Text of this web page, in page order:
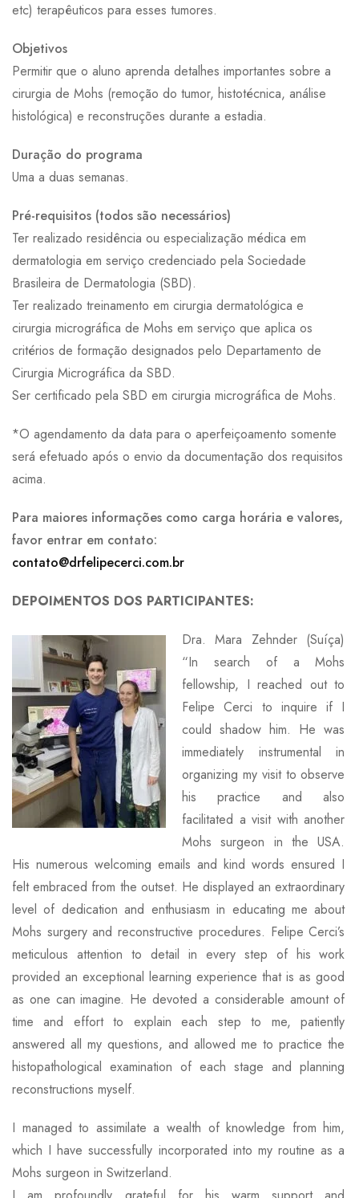
etc) terapêuticos para esses tumores.
Objetivos
Permitir que o aluno aprenda detalhes importantes sobre a
cirurgia de Mohs (remoção do tumor, histotécnica, análise
histológica) e reconstruções durante a estadia.
Duração do programa
Uma a duas semanas.
Pré-requisitos (todos são necessários)
Ter realizado residência ou especialização médica em
dermatologia em serviço credenciado pela Sociedade
Brasileira de Dermatologia (SBD).
Ter realizado treinamento em cirurgia dermatológica e
cirurgia micrográfica de Mohs em serviço que aplica os
critérios de formação designados pelo Departamento de
Cirurgia Micrográfica da SBD.
Ser certificado pela SBD em cirurgia micrográfica de Mohs.
*O agendamento da data para o aperfeiçoamento somente
será efetuado após o envio da documentação dos requisitos
acima.
Para maiores informações como carga horária e valores,
favor entrar em contato:
contato@drfelipecerci.com.br
DEPOIMENTOS DOS PARTICIPANTES:
Dra. Mara Zehnder (Suíça)
“In search of a Mohs
fellowship, I reached out to
Felipe Cerci to inquire if I
could shadow him. He was
immediately instrumental in
organizing my visit to observe
his practice and also
facilitated a visit with another
Mohs surgeon in the USA.
His numerous welcoming emails and kind words ensured I
felt embraced from the outset. He displayed an extraordinary
level of dedication and enthusiasm in educating me about
Mohs surgery and reconstructive procedures. Felipe Cerci’s
meticulous attention to detail in every step of his work
provided an exceptional learning experience that is as good
as one can imagine. He devoted a considerable amount of
time and effort to explain each step to me, patiently
answered all my questions, and allowed me to practice the
histopathological examination of each stage and planning
reconstructions myself.
I managed to assimilate a wealth of knowledge from him,
which I have successfully incorporated into my routine as a
Mohs surgeon in Switzerland.